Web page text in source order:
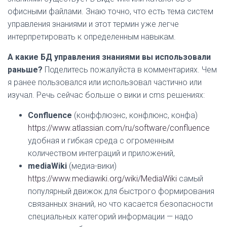
офисными файлами. Знаю точно, что есть тема систем
управления знаниями и этот термин уже легче
интерпретировать к определенным навыкам.
А какие БД управления знаниями вы использовали
раньше? Поделитесь пожалуйста в комментариях. Чем
я ранее пользовался или использовал частично или
изучал. Речь сейчас больше о вики и cms решениях:
Confluence (конффлюэнс, конфлюнс, конфа)
https://www.atlassian.com/ru/software/confluence
удобная и гибкая среда с огроменным
количеством интеграций и приложений,
mediaWiki (медиа-вики)
https://www.mediawiki.org/wiki/MediaWiki самый
популярный движок для быстрого формирования
связанных знаний, но что касается безопасности
специальных категорий информации — надо